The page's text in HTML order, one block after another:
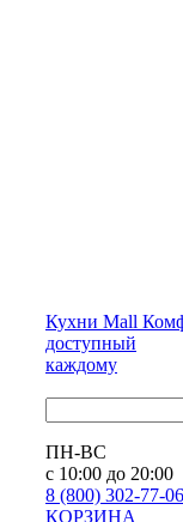
Кухни Mall
доступный
каждому
ПН-ВС
с 10:00 до 20:00
8 (800) 302-77-06
КОРЗИНА